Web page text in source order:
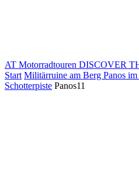
AT Motorradtouren DISCOVER
Start Militärruine am Berg Panos
Schotterpiste Panos11